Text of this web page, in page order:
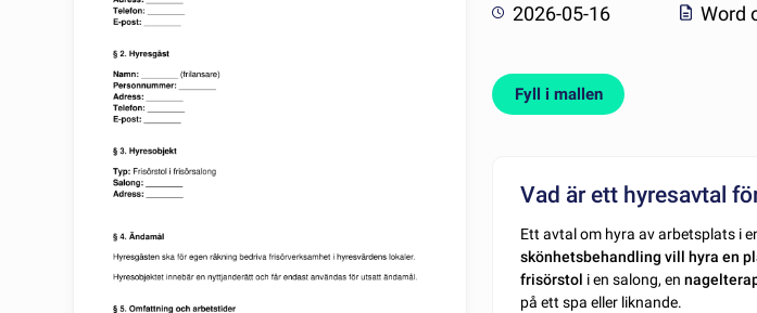
2026-05-16 Word
Fyll i mallen
Vad är ett hyresavtal
Ett avtal om hyra av arbetsplats i
skönhetsbehandling vill hyra en
frisörstol i en salong, en
på ett spa eller liknande.